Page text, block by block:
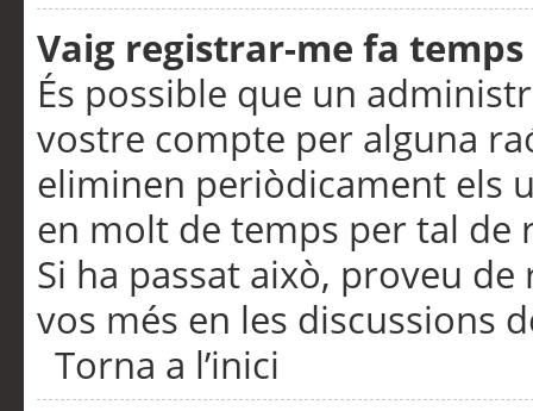
Vaig registrar-me fa
És possible que un
vostre compte per alguna
eliminen periòdicament els
en molt de temps per tal de
Si ha passat això, proveu
vos més en les discussions
Torna a l’inici